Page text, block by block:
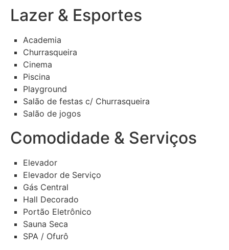
Lazer & Esportes
Academia
Churrasqueira
Cinema
Piscina
Playground
Salão de festas c/ Churrasqueira
Salão de jogos
Comodidade & Serviços
Elevador
Elevador de Serviço
Gás Central
Hall Decorado
Portão Eletrônico
Sauna Seca
SPA / Ofurô